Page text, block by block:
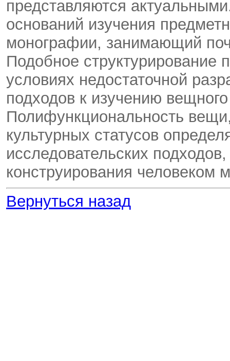
представляются
оснований изучения
монографии, занимающий
Подобное структурирование
условиях недостаточной
подходов к изучению
Полифункциональность
культурных статусов
исследовательских
конструирования человеком
Вернуться назад